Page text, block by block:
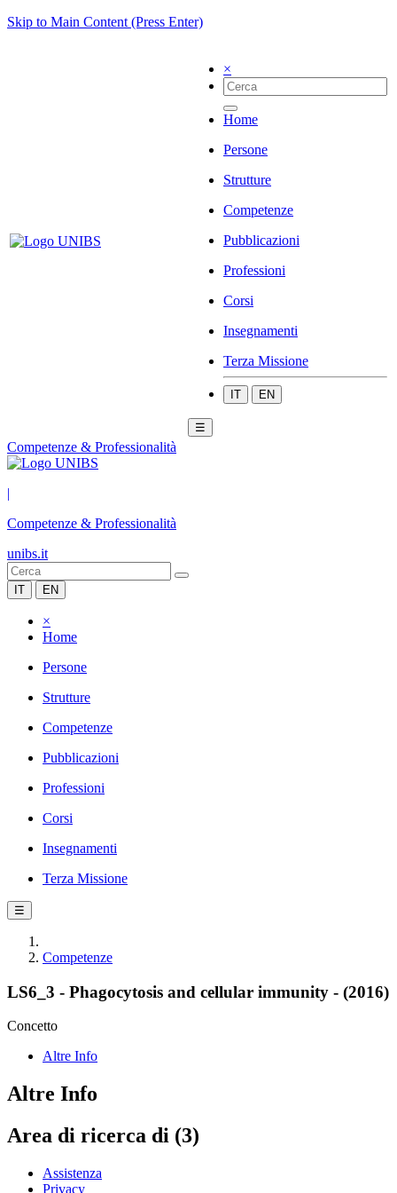
Skip to Main Content (Press Enter)
×
Home
Persone
Strutture
Competenze
Pubblicazioni
Professioni
Corsi
Insegnamenti
Terza Missione
IT EN
☰
Competenze & Professionalità
|
Competenze & Professionalità
unibs.it
IT EN
×
Home
Persone
Strutture
Competenze
Pubblicazioni
Professioni
Corsi
Insegnamenti
Terza Missione
☰
Competenze
LS6_3 - Phagocytosis and cellular immunity - (2016)
Concetto
Altre Info
Altre Info
Area di ricerca di (3)
Assistenza
Privacy